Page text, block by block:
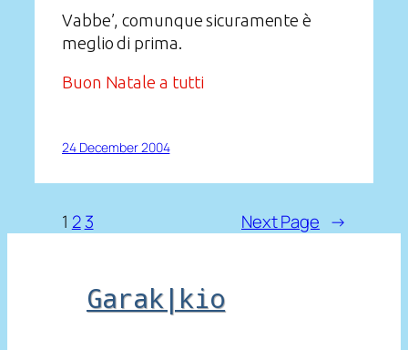
Vabbe’, comunque sicuramente è
meglio di prima.
Buon Natale a tutti
24 December 2004
1 2 3 Next Page →
Garak|kio